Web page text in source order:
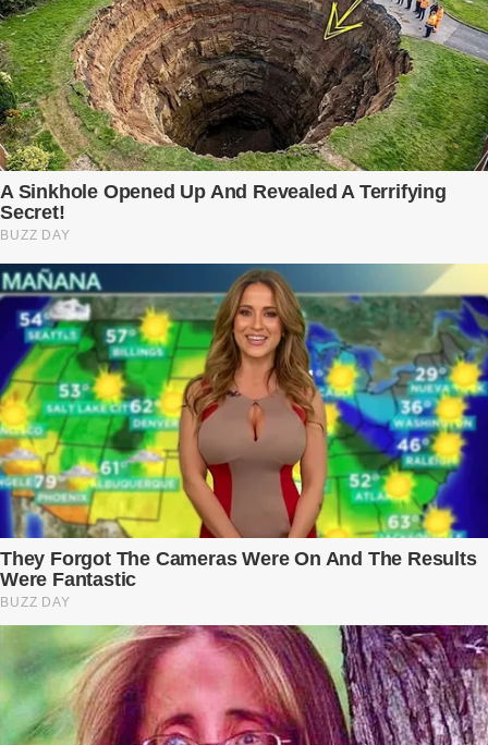
mình. Trí – người chồng mà cô từng yêu đến mù quáng, đã không
còn là người đàn ông của ngày đầu. Thành đạt, quyền lực, nhưng
cũng dối trá và lạnh lùng. Gần đây, anh hay về muộn, thậm chí có
đêm không về. Và rồi, trong một bữa cơm tối vắng lặng, Trí ném
xuống bàn ly n...